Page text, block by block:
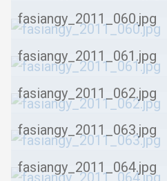
fasiangy_2011_060.jpg
fasiangy_2011_061.jpg
fasiangy_2011_062.jpg
fasiangy_2011_063.jpg
fasiangy_2011_064.jpg